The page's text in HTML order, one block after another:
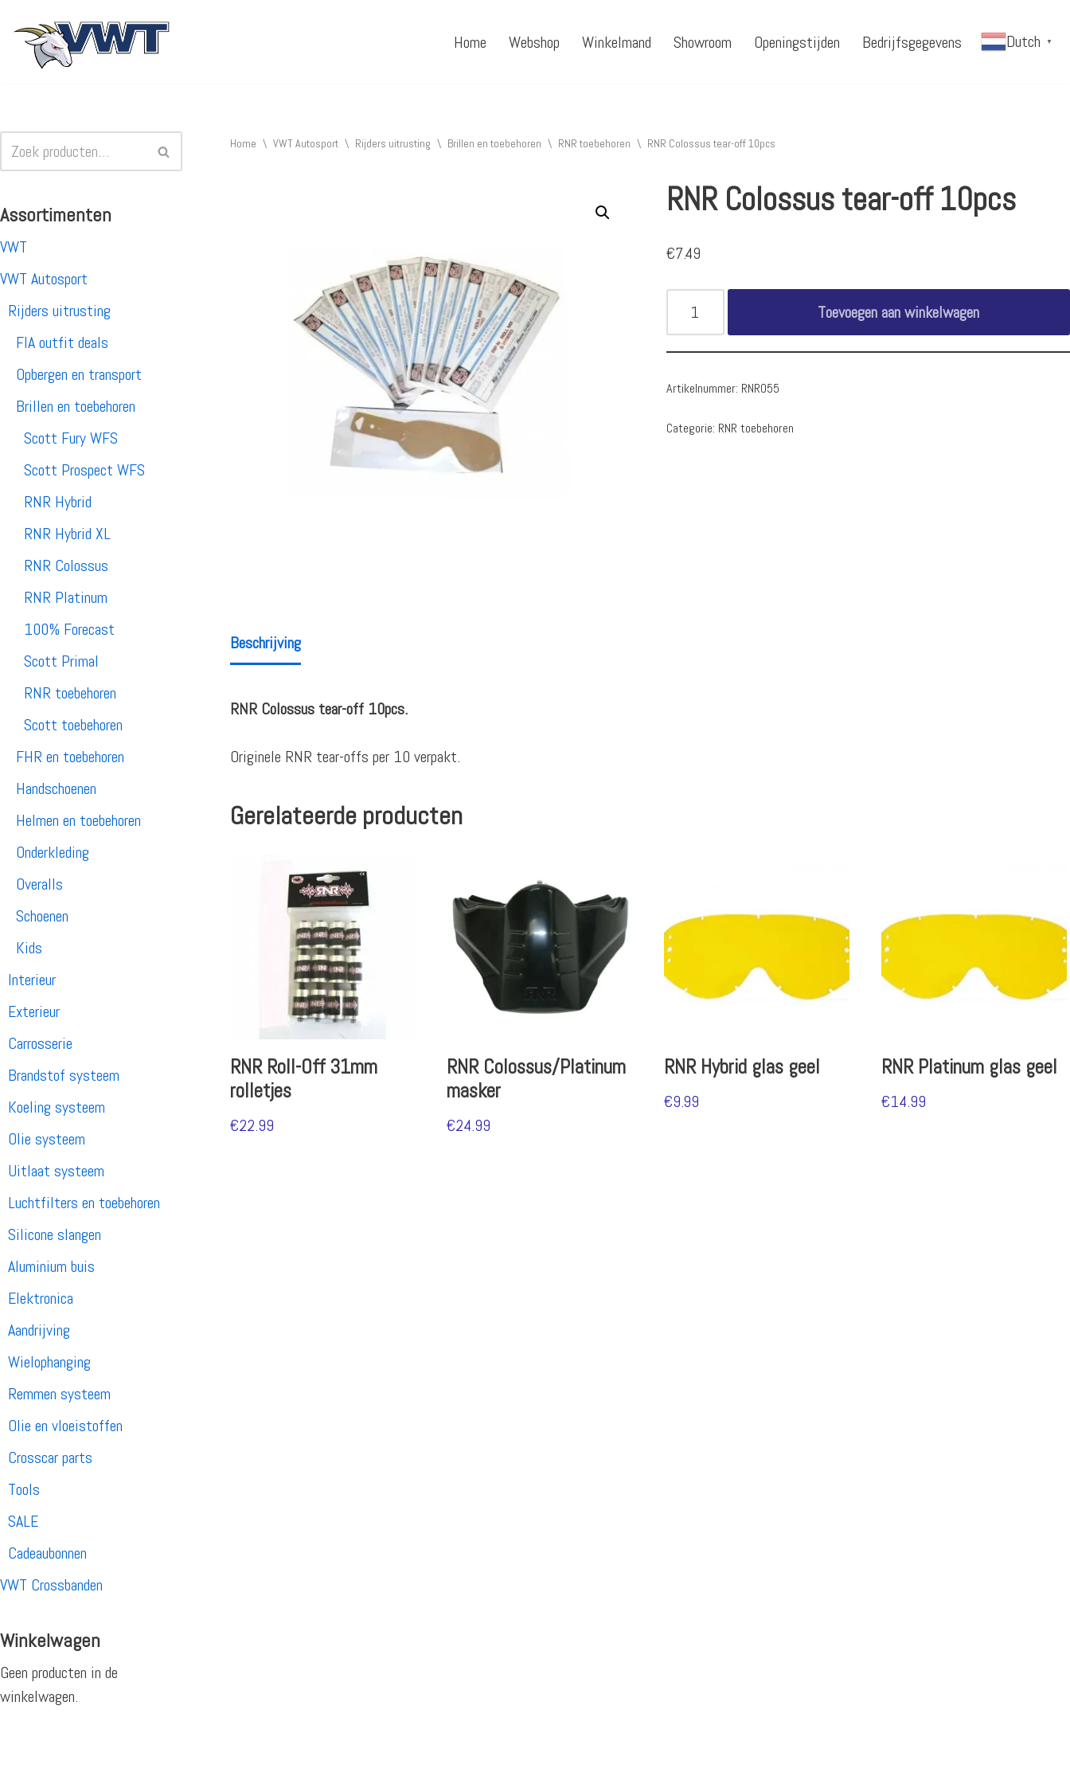
Ga
Home Webshop Winkelmand Showroom Openingstijden Bedrijfsgegevens Dutch ▼
Assortimenten
VWT
VWT Autosport
Rijders uitrusting
FIA outfit deals
Opbergen en transport
Brillen en toebehoren
Scott Fury WFS
Scott Prospect WFS
RNR Hybrid
RNR Hybrid XL
RNR Colossus
RNR Platinum
100% Forecast
Scott Primal
RNR toebehoren
Scott toebehoren
FHR en toebehoren
Handschoenen
Helmen en toebehoren
Onderkleding
Overalls
Schoenen
Kids
Interieur
Exterieur
Carrosserie
Brandstof systeem
Koeling systeem
Olie systeem
Uitlaat systeem
Luchtfilters en toebehoren
Silicone slangen
Aluminium buis
Elektronica
Aandrijving
Wielophanging
Remmen systeem
Olie en vloeistoffen
Crosscar parts
Tools
SALE
Cadeaubonnen
VWT Crossbanden
Winkelwagen
Geen producten in de
winkelwagen.
Home \ VWT Autosport \ Rijders uitrusting \ Brillen en toebehoren \ RNR toebehoren \ RNR Colossus tear-off 10pcs
RNR Colossus tear-off 10pcs
€7.49
Toevoegen aan winkelwagen
Artikelnummer: RNR055
Categorie: RNR toebehoren
Beschrijving
RNR Colossus tear-off 10pcs.
Originele RNR tear-offs per 10 verpakt.
Gerelateerde producten
RNR Roll-Off 31mm
rolletjes
€22.99
RNR Colossus/Platinum
masker
€24.99
RNR Hybrid glas geel
€9.99
RNR Platinum glas geel
€14.99